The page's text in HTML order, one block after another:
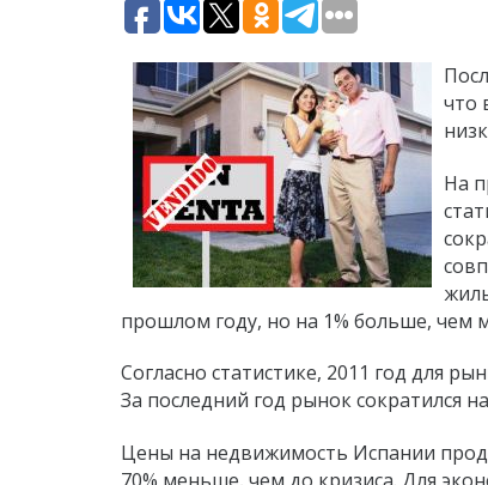
что
На
прошлом году, но на 1% больше, чем
Согласно статистике, 2011 год для
За последний год рынок сократился
Цены на недвижимость Испании